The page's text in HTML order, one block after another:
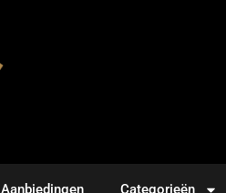
Aanbiedingen Categorieën